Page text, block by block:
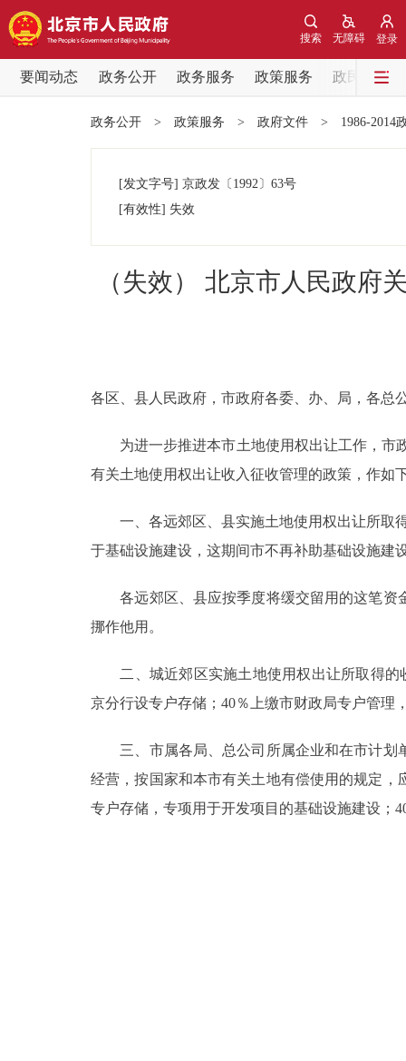
登录
无障碍
搜索
要闻动态 政务公开 政务服务 政策服务
政民互动
党中央精神
政务公开
政策兑现
决策公开
个人服务
便民服务
政民互动
12345网上接诉即办
参与调查
政务公开 > 政策服务 > 政府文件 > 1986-2014
[发文字号] 京政发 〔1992〕 63号
[有效性] 失效
（失效） 北京市人民政府
各区、县人民政府，市政府各委、办、局，各总
为进一步推进本市土地使用权出让工作，市政
有关土地使用权出让收入征收管理的政策，作如
一、各远郊区、县实施土地使用权出让所取得
于基础设施建设，这期间市不再补助基础设施建
各远郊区、县应按季度将缓交留用的这笔资
挪作他用。
二、城近郊区实施土地使用权出让所取得的
京分行设专户存储；40％上缴市财政局专户管理
三、市属各局、总公司所属企业和在市计划
经营，按国家和本市有关土地有偿使用的规定
专户存储，专项用于开发项目的基础设施建设；